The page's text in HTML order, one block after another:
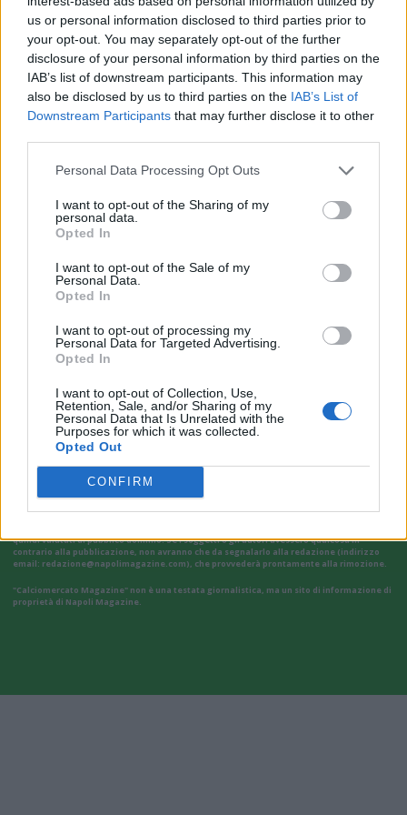
us or personal information disclosed to third parties prior to
your opt-out. You may separately opt-out of the further
disclosure of your personal information by third parties on the
IAB’s list of downstream participants. This information may
also be disclosed by us to third parties on the IAB’s List of
Downstream Participants that may further disclose it to other
Personal Data Processing Opt Outs
I want to opt-out of the Sharing of my
personal data.
Opted In
I want to opt-out of the Sale of my
Personal Data.
Opted In
I want to opt-out of processing my
Personal Data for Targeted Advertising.
Opted In
I want to opt-out of Collection, Use,
Retention, Sale, and/or Sharing of my
Personal Data that Is Unrelated with the
Purposes for which it was collected.
Opted Out
CONFIRM
Gilloise e all'opzione Dodo della Fiorentina. Per l'eventuale
sostituto di Frank Anguissa, tra i nomi apprezzati dal tecnico
c'è Adrien Rabiot e in alternativa Richard Rios, centrocampista
colombiano di 26 anni del Benfica.
VAI ALLA VERSIONE CLASSICA
quindi valutati di pubblico dominio. Se i soggetti o gli autori avessero qualcosa in
contrario alla pubblicazione, non avranno che da segnalarlo alla redazione (indirizzo
email: redazione@napolimagazine.com), che provvederà prontamente alla rimozione.
"Calciomercato Magazine" non è una testata giornalistica, ma un sito di informazione di
proprietà di Napoli Magazine.